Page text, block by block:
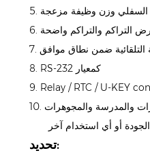
/ السفلي وزن وظيفة مزعجة
التراكم والتراكم واضحة
التلقائية ضمن نطاق موافق
8. RS-232 كمعيار
10. مثالية للتطبيقات بما في ذلك المختبرات والمدرسة والمجوهرات
أو أي استخدام آخر
تحديد: